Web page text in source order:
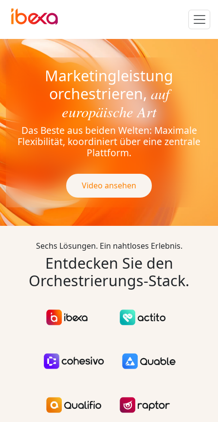
Marketingleistung
orchestrieren,auf
europäische Art
Das Beste aus beiden Welten: Maximale
Flexibilität, koordiniert über eine zentrale
Plattform.
Video ansehen
Sechs Lösungen. Ein nahtloses Erlebnis.
Entdecken Sie den
Orchestrierungs-Stack.